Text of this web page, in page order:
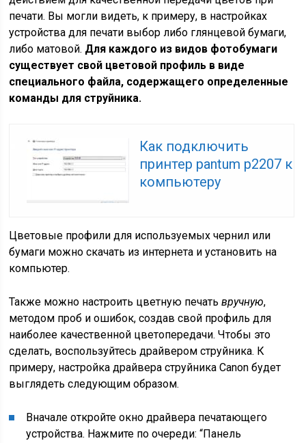
печати. Вы могли видеть, к примеру, в настройках
устройства для печати выбор либо глянцевой бумаги,
либо матовой. Для каждого из видов фотобумаги
существует свой цветовой профиль в виде
специального файла, содержащего определенные
команды для струйника.
Как подключить
принтер pantum p2207 к
компьютеру
Цветовые профили для используемых чернил или
бумаги можно скачать из интернета и установить на
компьютер.
Также можно настроить цветную печатьвручную,
методом проб и ошибок, создав свой профиль для
наиболее качественной цветопередачи. Чтобы это
сделать, воспользуйтесь драйвером струйника. К
примеру, настройка драйвера струйника Canon будет
выглядеть следующим образом.
Вначале откройте окно драйвера печатающего
устройства. Нажмите по очереди: “Панель